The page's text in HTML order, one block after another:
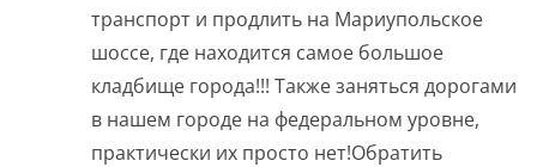
транспорт и продлить на Мариупольское
шоссе, где находится самое большое
кладбище города!!! Также заняться дорогами
в нашем городе на федеральном уровне,
практически их просто нет!Обратить